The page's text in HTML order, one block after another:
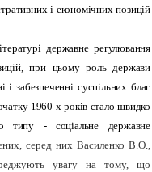
і економічних позицій
державне регулювання
при цьому роль держави
забезпеченні суспільних благ.
1960-х років стало швидко
типу - соціальне державне
серед них Василенко В.О.,
увагу на тому, що